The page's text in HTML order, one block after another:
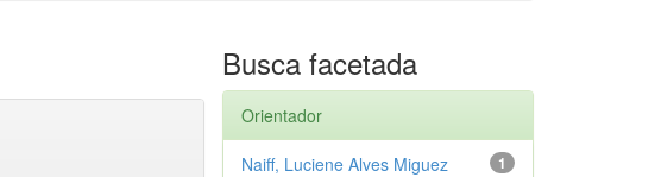
Busca facetada
Orientador
1
Naiff, Luciene Alves Miguez